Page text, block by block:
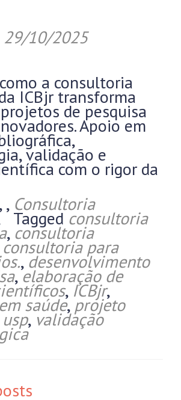
29/10/2025
a consultoria
ICBjr transforma
de pesquisa
Apoio em
validação e
com o rigor da
,, Consultoria
Taggedconsultoria
, consultoria
consultoria para
, desenvolvimento
,elaboração de
, ICBjr,
saúde, projeto
usp, validação